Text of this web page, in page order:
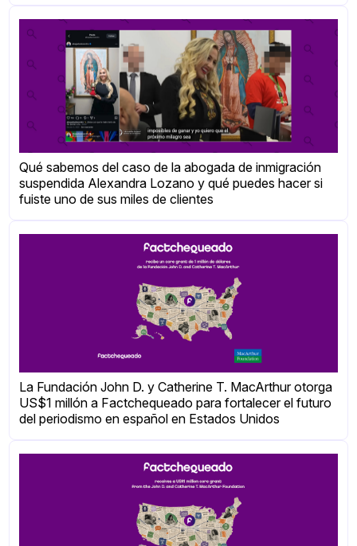
Qué sabemos del caso de la abogada de inmigración
suspendida Alexandra Lozano y qué puedes hacer si
fuiste uno de sus miles de clientes
La Fundación John D. y Catherine T. MacArthur otorga
US$1 millón a Factchequeado para fortalecer el futuro
del periodismo en español en Estados Unidos